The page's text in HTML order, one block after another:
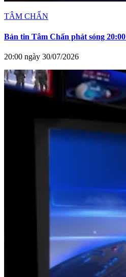
TÂM CHẤN
Bản tin Tâm Chấn phát sóng 20:00
20:00 ngày 30/07/2026